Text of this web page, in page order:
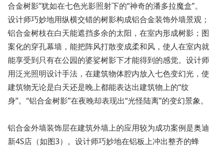
合金树影”犹如在七色光影照射下的“神奇的潘多拉魔盒”。
设计师巧妙地用纵横交错的树影构成铝合金装饰外墙景观；
铝合金树枝在白天能遮挡多余的太阳，在室内形成树影；图
案化的穿孔幕墙，能把阵风打散变成柔和风，使人在室内就
能享受到只有在公园的婆娑树影下才能得到的感觉。设计师
用泛光照明设计手法，在建筑物体腔内放入七色变幻光，使
建筑物无论是白天还是晚上都能表达出建筑物上的“纹
身”。“铝合金树影”在夜晚却表现出“光怪陆离”的变幻景象。
铝合金外墙装饰层在建筑外墙上的应用较为成功案例是奥迪
新4S店（如图3）。设计师巧妙地在铝板上冲出整齐的蜂